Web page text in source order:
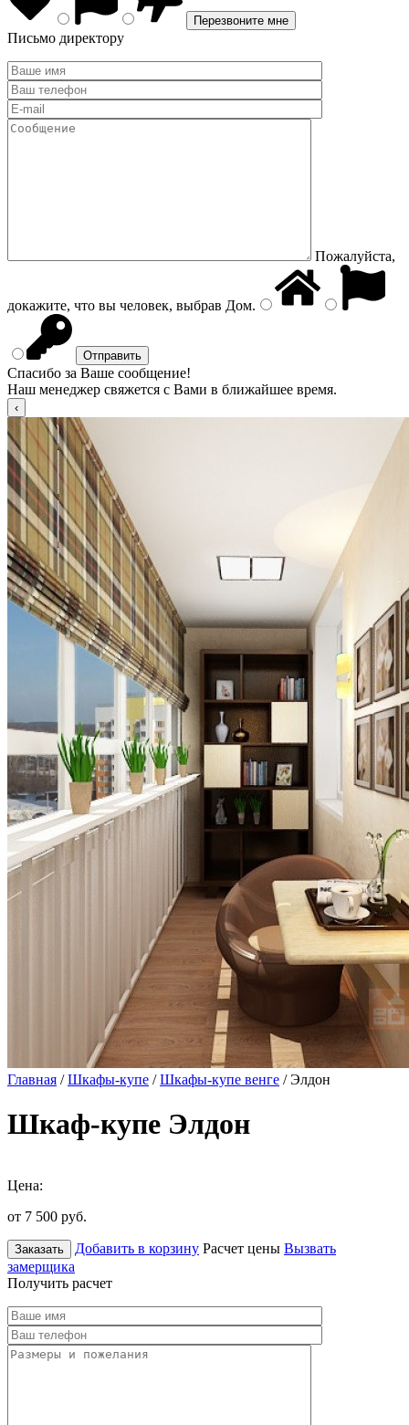
Письмо директору
Пожалуйста,
докажите, что вы человек, выбрав Дом.
Спасибо за Ваше сообщение!
Наш менеджер свяжется с Вами в ближайшее время.
Главная /Шкафы-купе /Шкафы-купе венге / Элдон
Шкаф-купе Элдон
Цена:
от 7 500 руб.
Заказать Добавить в корзину Расчет цены Вызвать
замерщика
Получить расчет